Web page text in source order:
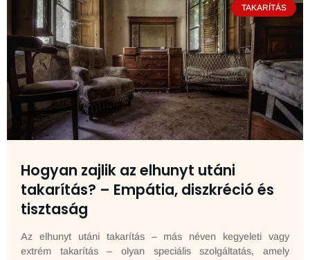
TAKARÍTÁS
Hogyan zajlik az elhunyt utáni
takarítás? – Empátia, diszkréció és
tisztaság
Az elhunyt utáni takarítás – más néven kegyeleti vagy
extrém takarítás – olyan speciális szolgáltatás, amely